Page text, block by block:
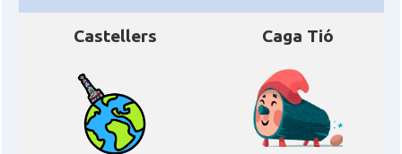
Castellers Caga Tió